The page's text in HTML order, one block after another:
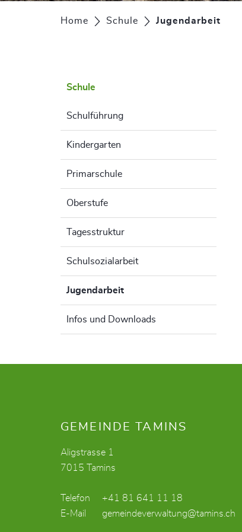
Home Schule Jugendarbeit
Schule
Schulführung
Kindergarten
Primarschule
Oberstufe
Tagesstruktur
Schulsozialarbeit
Jugendarbeit
Infos und Downloads
Fusszeile
GEMEINDE TAMINS
Aligstrasse 1
7015 Tamins
Telefon
+41 81 641 11 18
E-Mail
gemeindeverwaltung@tamins.ch